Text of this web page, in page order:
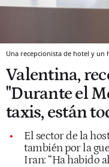
Una recepcionista de hotel y un
Valentina,
"Durante el
taxis, están
El sector de la
también por la
Iran: “Ha habido